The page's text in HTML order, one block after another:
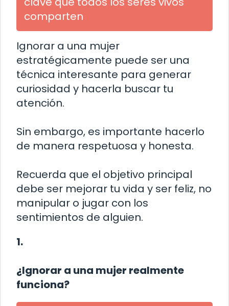
comparten
Ignorar a una mujer
estratégicamente puede ser una
técnica interesante para generar
curiosidad y hacerla buscar tu
atención.
Sin embargo, es importante hacerlo
de manera respetuosa y honesta.
Recuerda que el objetivo principal
debe ser mejorar tu vida y ser feliz, no
manipular o jugar con los
sentimientos de alguien.
1.
¿Ignorar a una mujer realmente
funciona?